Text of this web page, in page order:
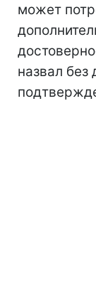
может
назвал без